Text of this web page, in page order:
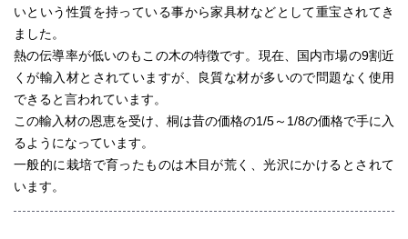
いという性質を持っている事から家具材などとして重宝されてき
ました。
熱の伝導率が低いのもこの木の特徴です。現在、国内市場の9割近
くが輸入材とされていますが、良質な材が多いので問題なく使用
できると言われています。
この輸入材の恩恵を受け、桐は昔の価格の1/5～1/8の価格で手に入
るようになっています。
一般的に栽培で育ったものは木目が荒く、光沢にかけるとされて
います。